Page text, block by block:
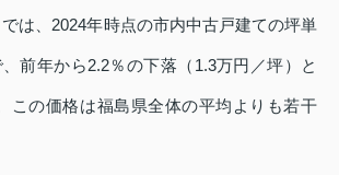
は、2024年時点の市内中古戸建ての坪単
前年から2.2％の下落（1.3万円／坪）と
この価格は福島県全体の平均よりも若干